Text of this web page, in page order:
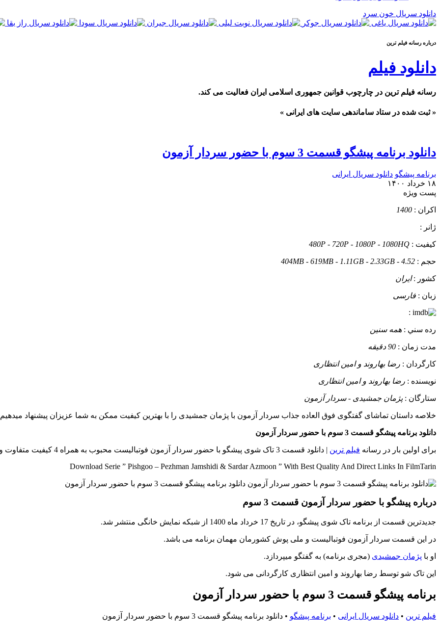
دانلود سریال خون سرد
درباره رسانه فيلم ترين
دانلود فیلم
رسانه فیلم ترین در چارچوب قوانین جمهوری اسلامی ایران فعالیت می کند.
« ثبت شده در ستاد ساماندهی سایت های ایرانی »
دانلود برنامه پیشگو قسمت 3 سوم با حضور سردار آزمون
برنامه پیشگو دانلود سریال ایرانی
۱۸ خرداد ۱۴۰۰
پست ويژه
اکران : 1400
ژانر :
کيفيت : 480P - 720P - 1080P - 1080HQ
حجم : 404MB - 619MB - 1.11GB - 2.33GB - 4.52
کشور :ایران
زبان : فارسی
:
رده سني : همه سنین
مدت زمان : 90 دقیقه
کارگردان : رضا بهاروند و امين انتظاری
نويسنده : رضا بهاروند و امين انتظاری
ستارگان :پژمان جمشیدی - سردار آزمون
خلاصه داستان تماشای گفتگوی فوق العاده جذاب سردار آزمون با پژمان جمشیدی را با بهترین کیفیت ممکن به شما عزیزان پیشنهاد
دانلود برنامه پیشگو قسمت 3 سوم با حضور سردار آزمون
برای اولین بار در رسانه فیلم ترین | دانلود قسمت 3 تاک شوی پیشگو با حضور سردار آزمون فوتبالیست محبوب به همراه 4 کیفیت متفاوت و لینک مستقیم آماده شده است..
Download Serie ” Pishgoo – Pezhman Jamshidi & Sardar Azmoon ” With Best Quality And Direct Links In FilmTarin
درباره پیشگو با حضور سردار آزمون قسمت 3 سوم
جدیدترین قسمت از برنامه تاک شوی پیشگو، در تاریخ 17 خرداد ماه 1400 از شبکه نمایش خانگی منتشر شد.
در این قسمت سردار آزمون فوتبالیست و ملی پوش کشورمان مهمان برنامه می باشد.
او با پژمان جمشیدی (مجری برنامه) به گفتگو میپردازد.
این تاک شو توسط رضا بهاروند و امين انتظاری کارگردانی می شود.
برنامه پیشگو قسمت 3 سوم با حضور سردار آزمون
فیلم ترین • دانلود سریال ایرانی • برنامه پیشگو • دانلود برنامه پیشگو قسمت 3 سوم با حضور سردار آزمون